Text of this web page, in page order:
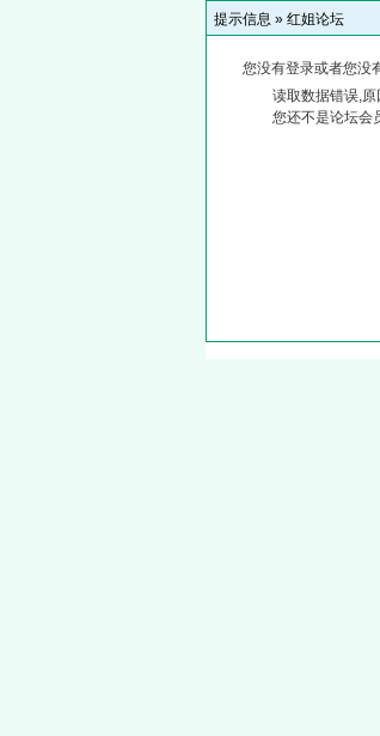
提示信息 » 红姐论坛
您没有登录或者您没
读取数据错误,
您还不是论坛会